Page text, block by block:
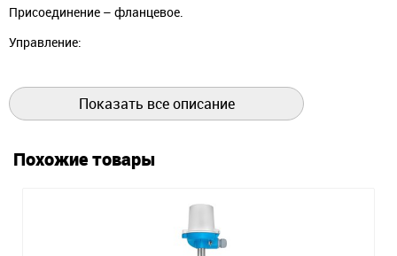
Присоединение – фланцевое.
Управление:
пневматических приводов. Управление клапана зависит
от рекомендаций производителя котла (например, один
Закаленные рабочие детали клапана.
Ручной или автоматический контроль.
Показать все описание
Похожие товары